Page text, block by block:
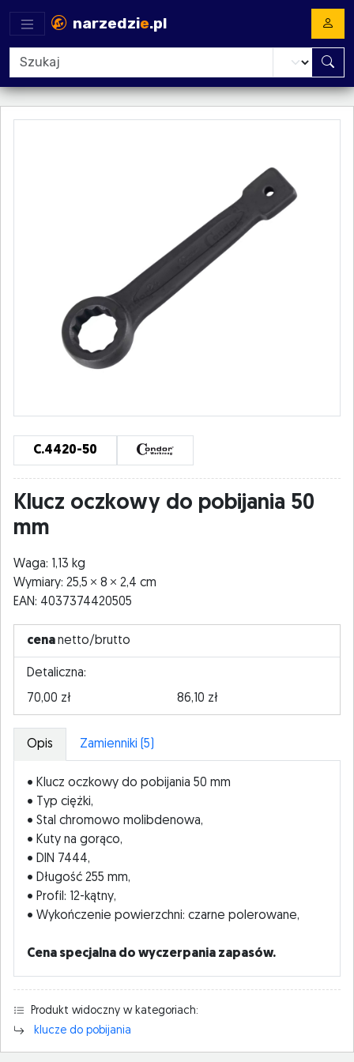
narzedzie.pl
C.4420-50
Klucz oczkowy do pobijania 50
mm
Waga: 1,13 kg
Wymiary: 25,5
8
2,4 cm
EAN: 4037374420505
cenanetto/brutto
Detaliczna:
70,00 zł
86,10 zł
Opis Zamienniki (5)
• Klucz oczkowy do pobijania 50 mm
• Typ ciężki,
• Stal chromowo molibdenowa,
• Kuty na gorąco,
• DIN 7444,
• Długość 255 mm,
• Profil: 12-kątny,
• Wykończenie powierzchni: czarne polerowane,
Cena specjalna do wyczerpania zapasów.
Produkt widoczny w kategoriach:
klucze do pobijania